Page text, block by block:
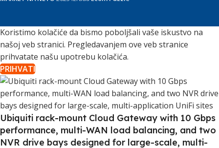
Koristimo kolačiće da bismo poboljšali vaše iskustvo na
našoj veb stranici. Pregledavanjem ove veb stranice
prihvatate našu upotrebu kolačića.
PRIHVATI
Ubiquiti rack-mount Cloud Gateway with 10 Gbps
performance, multi-WAN load balancing, and two
NVR drive bays designed for large-scale, multi-